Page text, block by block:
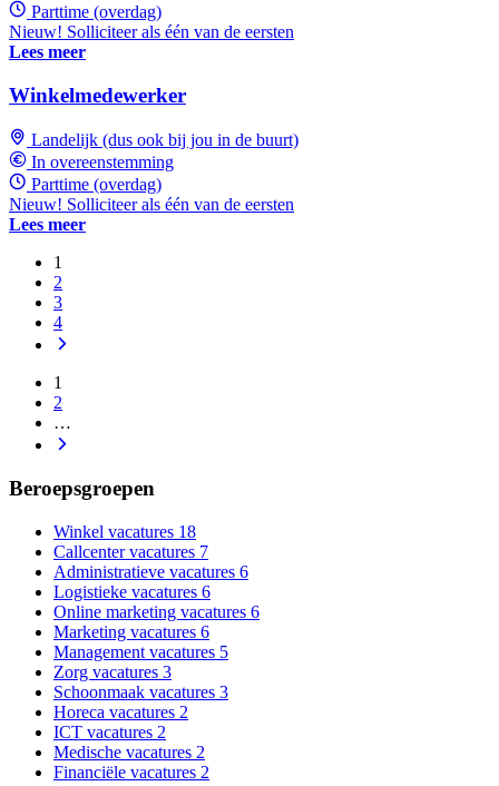
Parttime (overdag)
Nieuw! Solliciteer als één van de eersten
Lees meer
Winkelmedewerker
Landelijk (dus ook bij jou in de buurt)
In overeenstemming
Parttime (overdag)
Nieuw! Solliciteer als één van de eersten
Lees meer
1
2
3
4
1
2
…
Beroepsgroepen
Winkel vacatures 18
Callcenter vacatures 7
Administratieve vacatures 6
Logistieke vacatures 6
Online marketing vacatures 6
Marketing vacatures 6
Management vacatures 5
Zorg vacatures 3
Schoonmaak vacatures 3
Horeca vacatures 2
ICT vacatures 2
Medische vacatures 2
Financiële vacatures 2